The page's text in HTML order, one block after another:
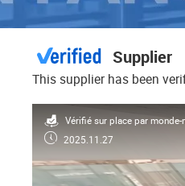
Supplier
This supplier has been
Vérifié sur place par
2025.11.27